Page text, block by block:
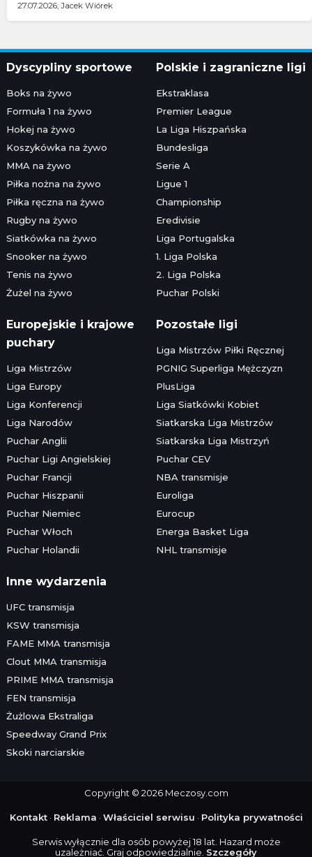
27.07.2026; Jacek Wiórek
Dyscypliny sportowe
Boks na żywo
Formuła 1 na żywo
Hokej na żywo
Koszykówka na żywo
MMA na żywo
Piłka nożna na żywo
Piłka ręczna na żywo
Rugby na żywo
Siatkówka na żywo
Snooker na żywo
Tenis na żywo
Żużel na żywo
Polskie i zagraniczne ligi
Ekstraklasa
Premier League
La Liga Hiszpańska
Bundesliga
Serie A
Ligue 1
Championship
Eredivisie
Liga Portugalska
1. Liga Polska
2. Liga Polska
Puchar Polski
Europejskie i krajowe
puchary
Liga Mistrzów
Liga Europy
Liga Konferencji
Liga Narodów
Puchar Anglii
Puchar Ligi Angielskiej
Puchar Francji
Puchar Hiszpanii
Puchar Niemiec
Puchar Włoch
Puchar Holandii
Pozostałe ligi
Liga Mistrzów Piłki Ręcznej
PGNIG Superliga Mężczyzn
PlusLiga
Liga Siatkówki Kobiet
Siatkarska Liga Mistrzów
Siatkarska Liga Mistrzyń
Puchar CEV
NBA transmisje
Euroliga
Eurocup
Energa Basket Liga
NHL transmisje
Inne wydarzenia
UFC transmisja
KSW transmisja
FAME MMA transmisja
Clout MMA transmisja
PRIME MMA transmisja
FEN transmisja
Żużlowa Ekstraliga
Speedway Grand Prix
Skoki narciarskie
Copyright © 2026 Meczosy.com
Kontakt· Reklama · Właściciel serwisu · Polityka prywatności
Serwis wyłącznie dla osób powyżej 18 lat. Hazard może
uzależniać. Graj odpowiedzialnie. Szczegóły